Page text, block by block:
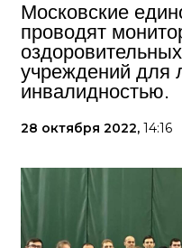
Московские
проводят
учреждений для
инвалидностью.
28 октября 2022, 14:16